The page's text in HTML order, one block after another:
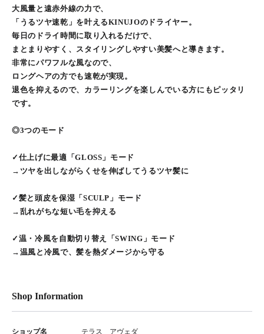
大風量と遠赤外線の力で、
「うるツヤ速乾」を叶えるKINUJOのドライヤー。
毎日のドライ時間に取り入れるだけで、
まとまりやすく、スタイリングしやすい美髪へと導きます。
非常にパワフルな風なので、
ロングヘアの方でも速乾が実現。
退色を抑えるので、カラーリングを楽しんでいる方にもピッタリ
です。
◎3つのモード
✓仕上げに最適「GLOSS」モード
→ツヤを出しながらくせを伸ばしてうるツヤ髪に
✓髪と頭皮を保湿「SCULP」モード
→乱れがちな短い毛を抑える
✓温・冷風を自動切り替え「SWING」モード
→温風と冷風で、髪を熱ダメージから守る
Shop Information
ショップ名 テラス アヴェダ